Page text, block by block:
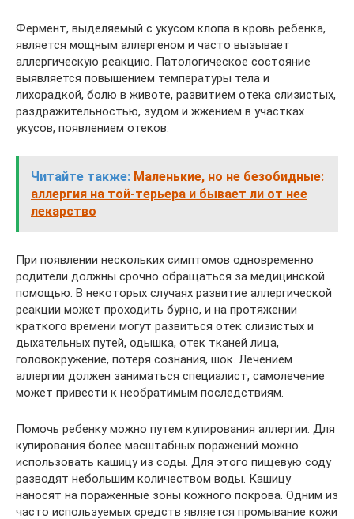
Фермент, выделяемый с укусом клопа в кровь ребенка,
является мощным аллергеном и часто вызывает
аллергическую реакцию. Патологическое состояние
выявляется повышением температуры тела и
лихорадкой, болю в животе, развитием отека слизистых,
раздражительностью, зудом и жжением в участках
укусов, появлением отеков.
Читайте также: Маленькие, но не безобидные:
аллергия на той-терьера и бывает ли от нее
лекарство
При появлении нескольких симптомов одновременно
родители должны срочно обращаться за медицинской
помощью. В некоторых случаях развитие аллергической
реакции может проходить бурно, и на протяжении
краткого времени могут развиться отек слизистых и
дыхательных путей, одышка, отек тканей лица,
головокружение, потеря сознания, шок. Лечением
аллергии должен заниматься специалист, самолечение
может привести к необратимым последствиям.
Помочь ребенку можно путем купирования аллергии. Для
купирования более масштабных поражений можно
использовать кашицу из соды. Для этого пищевую соду
разводят небольшим количеством воды. Кашицу
наносят на пораженные зоны кожного покрова. Одним из
часто используемых средств является промывание кожи